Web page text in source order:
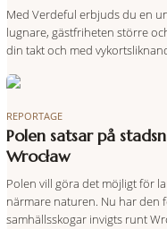
Med Verdeful erbjuds du en
lugnare, gästfriheten större
din takt och med
och sagolika landskap – detta
REPORTAGE
Polen satsar på
Wrocław
Polen vill göra det möjligt för
närmare naturen. Nu har den
samhällsskogar invigts runt